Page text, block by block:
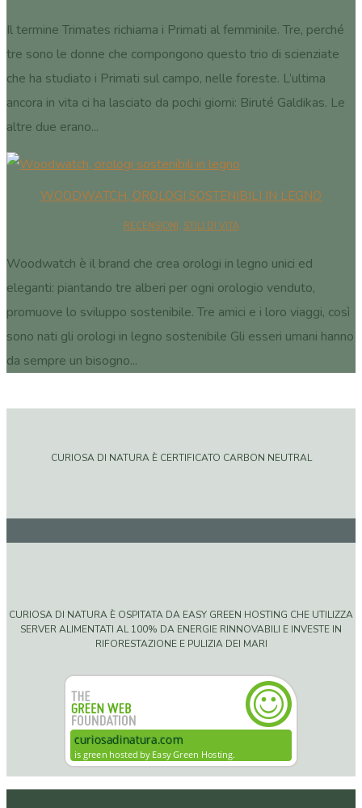
Il termine Trimates richiama i Primati al femminile. Tre, perché
tre sono le donne che compongono questo trio di scienziate
che ha studiato i Primati sul campo, nelle foreste. L’ultima
ancora in vita ci ha lasciato da pochi giorni: Biruté Galdikas. Le
altre due erano...
WOODWATCH, OROLOGI SOSTENIBILI IN LEGNO
RECENSIONI , STILI DI VITA
Woodwatch è il brand che crea orologi in legno unici ed
eleganti: piantando tre alberi per ogni orologio venduto,
promuove lo sviluppo sostenibile. Tre amici e i loro viaggi, così
sono nati gli orologi in legno sostenibile Gli esseri umani hanno
da sempre un bisogno...
CURIOSA DI NATURA È CERTIFICATO CARBON NEUTRAL
CURIOSA DI NATURA È OSPITATA DA EASY GREEN HOSTING CHE UTILIZZA
SERVER ALIMENTATI AL 100% DA ENERGIE RINNOVABILI E INVESTE IN
RIFORESTAZIONE E PULIZIA DEI MARI